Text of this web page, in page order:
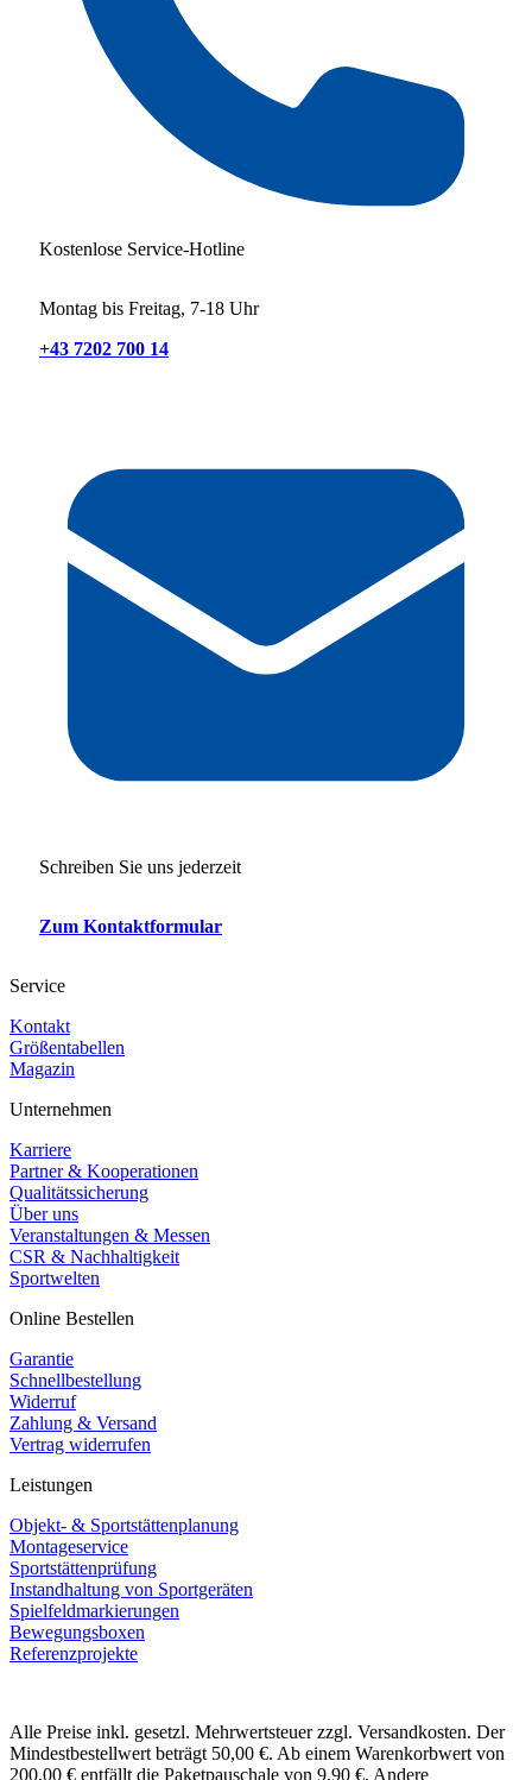
Kostenlose Service-Hotline
Montag bis Freitag, 7-18 Uhr
+43 7202 700 14
Schreiben Sie uns jederzeit
Zum Kontaktformular
Service
Kontakt
Größentabellen
Magazin
Unternehmen
Karriere
Partner & Kooperationen
Qualitätssicherung
Über uns
Veranstaltungen & Messen
CSR & Nachhaltigkeit
Sportwelten
Online Bestellen
Garantie
Schnellbestellung
Widerruf
Zahlung & Versand
Vertrag widerrufen
Leistungen
Objekt- & Sportstättenplanung
Montageservice
Sportstättenprüfung
Instandhaltung von Sportgeräten
Spielfeldmarkierungen
Bewegungsboxen
Referenzprojekte
Alle Preise inkl. gesetzl. Mehrwertsteuer zzgl. Versandkosten. Der
Mindestbestellwert beträgt 50,00 €. Ab einem Warenkorbwert von
200,00 € entfällt die Paketpauschale von 9,90 €. Andere